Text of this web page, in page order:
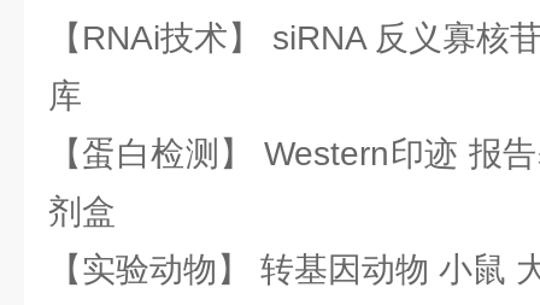
【RNAi技术】 siRNA 反义寡核
库
【蛋白检测】 Western印迹 报
剂盒
【实验动物】 转基因动物 小鼠